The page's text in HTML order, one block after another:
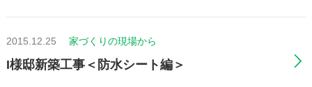
2015.12.25 家づくりの現場から
I様邸新築工事＜防水シート編＞